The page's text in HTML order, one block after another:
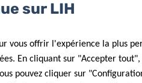
Les données recueillies
qui saura faciliter
sur LIH
vous offrir l'expérience la plus
En cliquant sur "Accepter tout",
pouvez cliquer sur